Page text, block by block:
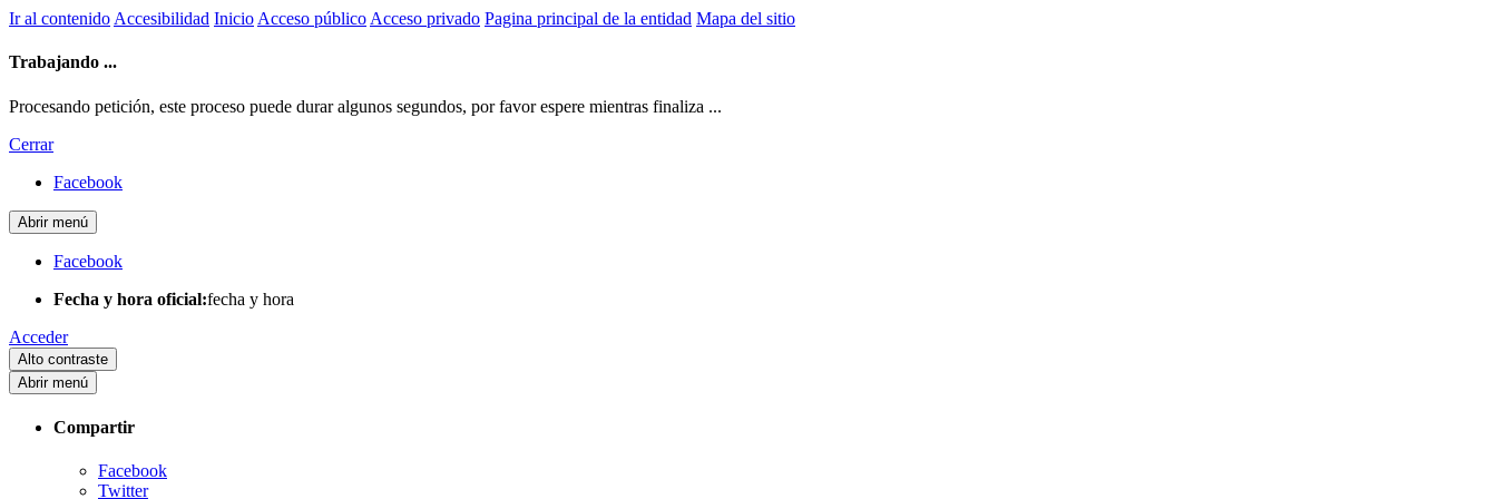
Ir al contenido Accesibilidad Inicio Acceso público Acceso privado Pagina principal de la entidad Mapa del sitio
Trabajando ...
Procesando petición, este proceso puede durar algunos segundos, por favor espere mientras finaliza ...
Cerrar
Facebook
Abrir menú
Facebook
Fecha y hora oficial:fecha y hora
Acceder
Alto contraste
Abrir menú
Compartir
Facebook
Twitter